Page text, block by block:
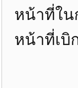
หน้าที่ใน
หน้าที่เบิ